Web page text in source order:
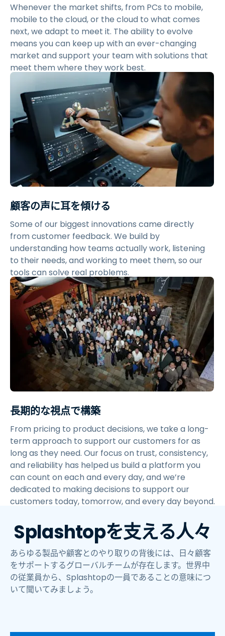
Whenever the market shifts, from PCs to mobile,
mobile to the cloud, or the cloud to what comes
next, we adapt to meet it. The ability to evolve
means you can keep up with an ever-changing
market and support your team with solutions that
meet them where they work best.
顧客の声に耳を傾ける
Some of our biggest innovations came directly
from customer feedback. We build by
understanding how teams actually work, listening
to their needs, and working to meet them, so our
tools can solve real problems.
長期的な視点で構築
From pricing to product decisions, we take a long-
term approach to support our customers for as
long as they need. Our focus on trust, consistency,
and reliability has helped us build a platform you
can count on each and every day, and we’re
dedicated to making decisions to support our
customers today, tomorrow, and every day beyond.
Splashtopを支える人々
あらゆる製品や顧客とのやり取りの背後には、日々顧客
をサポートするグローバルチームが存在します。世界中
の従業員から、Splashtopの一員であることの意味につ
いて聞いてみましょう。